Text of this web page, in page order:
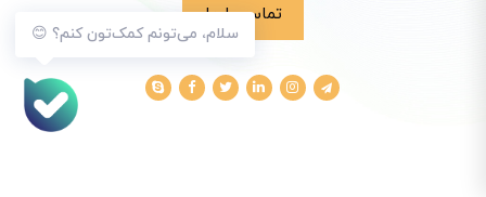
سلام، می‌تونم کمک‌تون کنم؟ 😊
تماس با ما